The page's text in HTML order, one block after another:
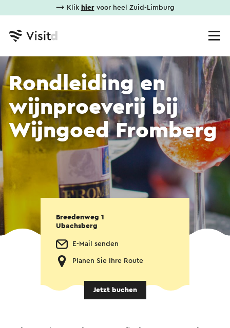
⟶ Klik hiervoor heel Zuid-Limburg
Rondleiding en
wijnproeverij bij
Wijngoed Fromberg
Breedenweg 1
Ubachsberg
E-Mail senden
Planen Sie Ihre Route
Jetzt buchen